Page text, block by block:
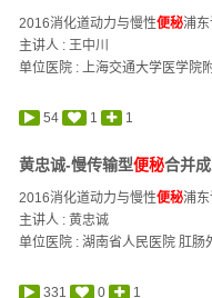
2016消化道动力与慢性便秘浦
主讲人 :王中川
单位医院 : 上海交通大学医学院
54 1 1
黄忠诚-慢传输型便秘合并
2016消化道动力与慢性便秘浦
主讲人 :黄忠诚
单位医院 : 湖南省人民医院 肛肠
331 0 1